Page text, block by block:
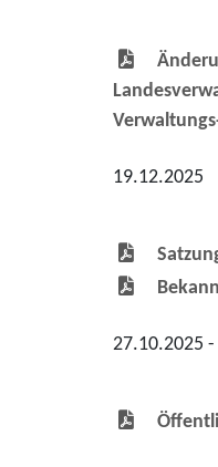
19.12.2025
27.10.2025